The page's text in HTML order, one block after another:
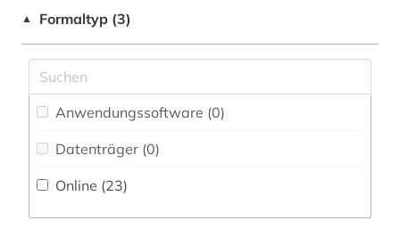
golfregion (1)
griechenland (2)
hampartsoum (1)
Europa (1)
Hessen (1)
Irland (1)
Island (1)
▲ Formaltyp (3)
Anwendungssoftware (0)
Datenträger (0)
Online (23)